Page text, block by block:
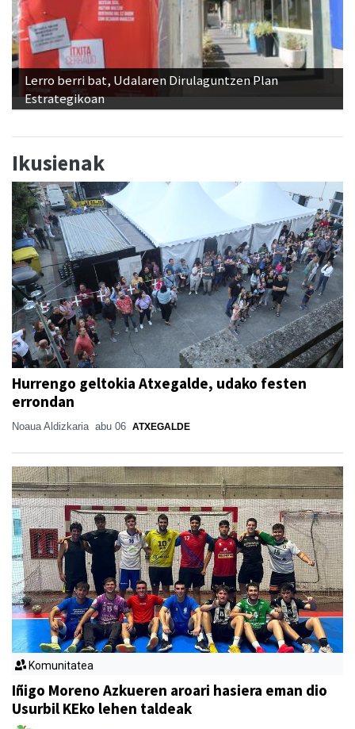
Lerro berri bat, Udalaren Dirulaguntzen Plan
Estrategikoan
Ikusienak
Hurrengo geltokia Atxegalde, udako festen
errondan
Noaua Aldizkaria abu 06 ATXEGALDE
Komunitatea
Iñigo Moreno Azkueren aroari hasiera eman dio
Usurbil KEko lehen taldeak